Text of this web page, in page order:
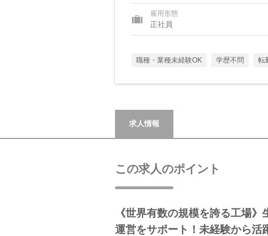
雇用形態
正社員
職種・業種未経験OK 学歴不問 転
求人情報
この求人のポイント
《世界有数の規模を誇る工場
運営をサポート！未経験から